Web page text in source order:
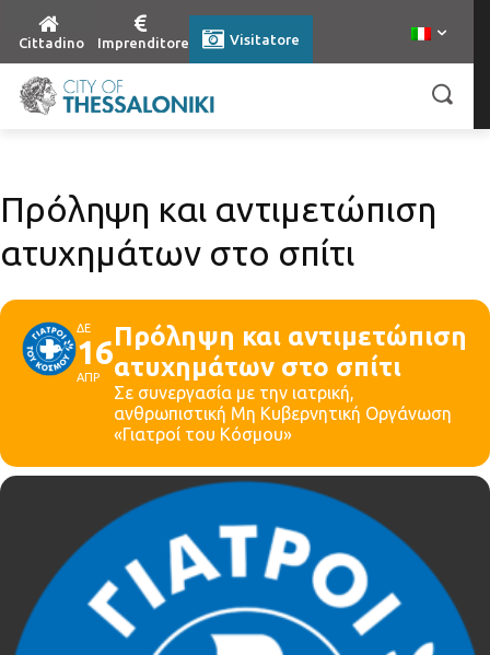
Cittadino Imprenditore Visitatore
Πρόληψη και αντιμετώπιση
ατυχημάτων στο σπίτι
ΔΕ
16
ΑΠΡ
Πρόληψη και αντιμετώπιση
ατυχημάτων στο σπίτι
Σε συνεργασία με την ιατρική,
ανθρωπιστική Μη Κυβερνητική Οργάνωση
«Γιατροί του Κόσμου»